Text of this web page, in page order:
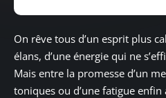
On rêve tous d’un esprit plus
élans, d’une énergie qui ne
Mais entre la promesse d’un
toniques ou d’une fatigue